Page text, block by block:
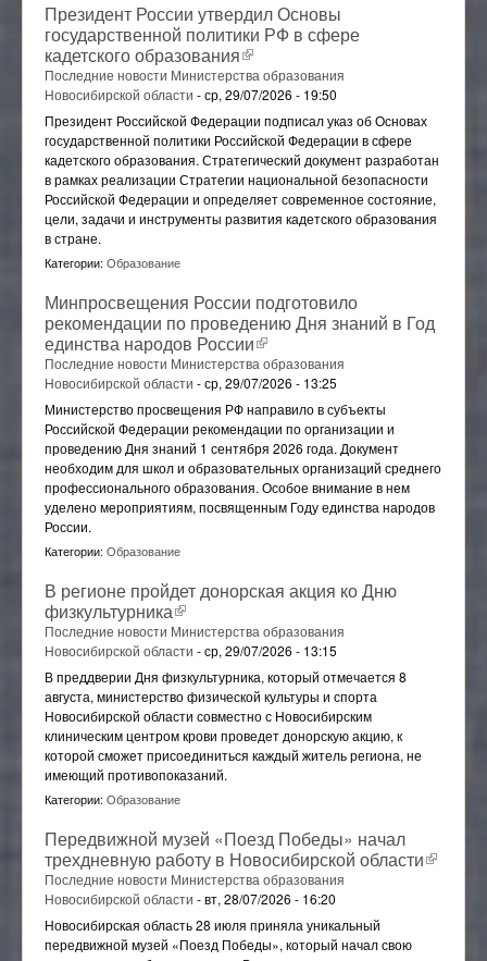
Президент России утвердил Основы
государственной политики РФ в сфере
кадетского образования(внешняя ссылка)
Последние новости Министерства образования
Новосибирской области -ср, 29/07/2026 - 19:50
Президент Российской Федерации подписал указ об Основах
государственной политики Российской Федерации в сфере
кадетского образования. Стратегический документ разработан
в рамках реализации Стратегии национальной безопасности
Российской Федерации и определяет современное состояние,
цели, задачи и инструменты развития кадетского образования
в стране.
Категории: Образование
Минпросвещения России подготовило
рекомендации по проведению Дня знаний в Год
единства народов России(внешняя ссылка)
Последние новости Министерства образования
Новосибирской области -ср, 29/07/2026 - 13:25
Министерство просвещения РФ направило в субъекты
Российской Федерации рекомендации по организации и
проведению Дня знаний 1 сентября 2026 года. Документ
необходим для школ и образовательных организаций среднего
профессионального образования. Особое внимание в нем
уделено мероприятиям, посвященным Году единства народов
России.
Категории: Образование
В регионе пройдет донорская акция ко Дню
физкультурника(внешняя ссылка)
Последние новости Министерства образования
Новосибирской области -ср, 29/07/2026 - 13:15
В преддверии Дня физкультурника, который отмечается 8
августа, министерство физической культуры и спорта
Новосибирской области совместно с Новосибирским
клиническим центром крови проведет донорскую акцию, к
которой сможет присоединиться каждый житель региона, не
имеющий противопоказаний.
Категории: Образование
Передвижной музей «Поезд Победы» начал
трехдневную работу в Новосибирской области
Последние новости Министерства образования
Новосибирской области -вт, 28/07/2026 - 16:20
Новосибирская область 28 июля приняла уникальный
передвижной музей «Поезд Победы», который начал свою